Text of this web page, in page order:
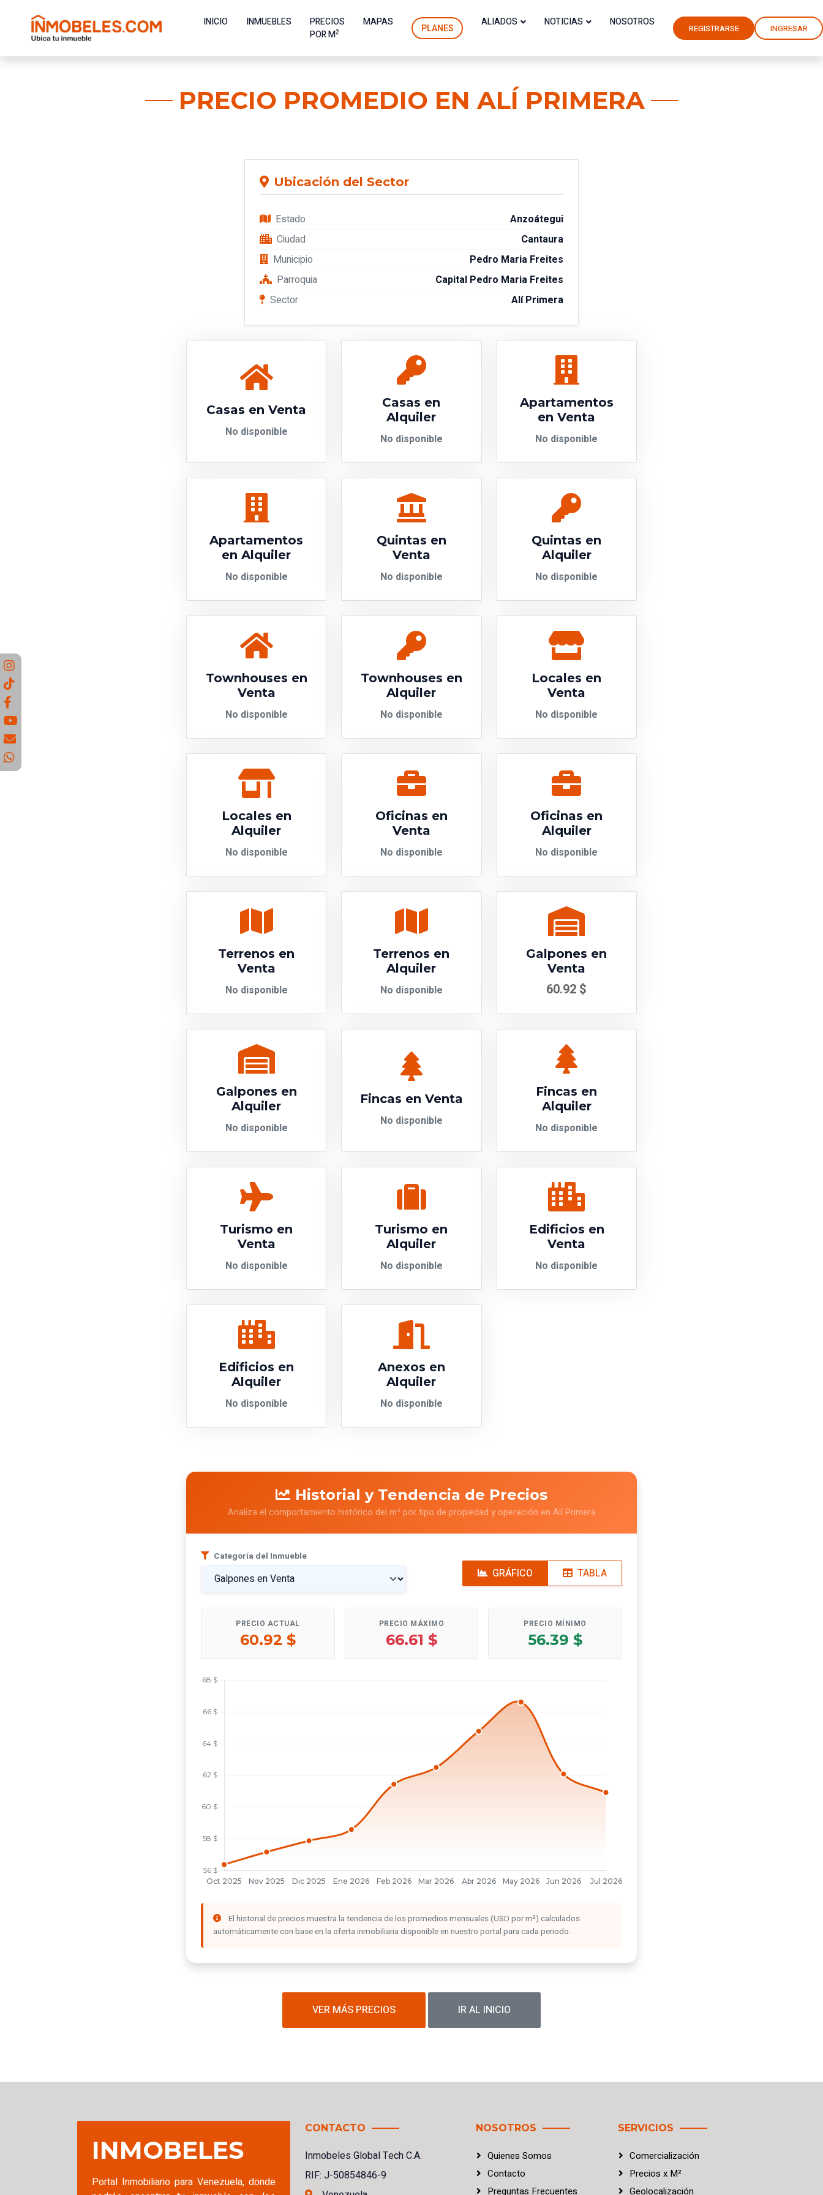
INICIO INMUEBLES
PRECIOS
POR M2
MAPAS PLANES ALIADOS NOTICIAS NOSOTROS REGISTRARSE INGRESAR
PRECIO PROMEDIO EN ALÍ PRIMERA
Ubicación del Sector
Estado
Anzoátegui
Ciudad
Cantaura
Municipio
Pedro Maria Freites
Parroquia
Capital Pedro Maria Freites
Sector
Alí Primera
Casas en Venta
No disponible
Casas en
Alquiler
No disponible
Apartamentos
en Venta
No disponible
Apartamentos
en Alquiler
No disponible
Quintas en
Venta
No disponible
Quintas en
Alquiler
No disponible
Townhouses en
Venta
No disponible
Townhouses en
Alquiler
No disponible
Locales en
Venta
No disponible
Locales en
Alquiler
No disponible
Oficinas en
Venta
No disponible
Oficinas en
Alquiler
No disponible
Terrenos en
Venta
No disponible
Terrenos en
Alquiler
No disponible
Galpones en
Venta
60.92 $
Galpones en
Alquiler
No disponible
Fincas en Venta
No disponible
Fincas en
Alquiler
No disponible
Turismo en
Venta
No disponible
Turismo en
Alquiler
No disponible
Edificios en
Venta
No disponible
Edificios en
Alquiler
No disponible
Anexos en
Alquiler
No disponible
Historial y Tendencia de Precios
Analiza el comportamiento histórico del m² por tipo de propiedad y operación en Alí Primera
Categoría del Inmueble
GRÁFICO TABLA
PRECIO ACTUAL
60.92 $
PRECIO MÁXIMO
66.61 $
PRECIO MÍNIMO
56.39 $
El historial de precios muestra la tendencia de los promedios mensuales (USD por m²) calculados
automáticamente con base en la oferta inmobiliaria disponible en nuestro portal para cada periodo.
VER MÁS PRECIOS IR AL INICIO
INMOBELES
Portal Inmobiliario para Venezuela, donde
CONTACTO
Inmobeles Global Tech C.A.
RIF: J-50854846-9
NOSOTROS
Quienes Somos
Contacto
Preguntas Frecuentes
SERVICIOS
Comercialización
Preciosx M²
Geolocalización